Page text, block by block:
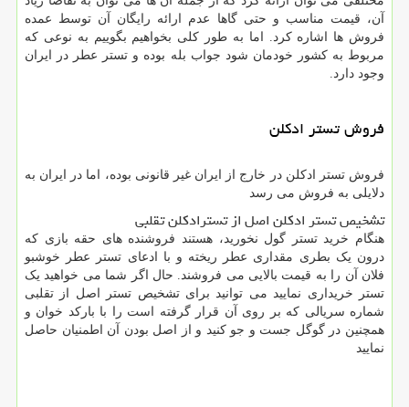
آن، قیمت مناسب و حتی گاها عدم ارائه رایگان آن توسط عمده
فروش ها اشاره کرد. اما به طور کلی بخواهیم بگوییم به نوعی که
مربوط به کشور خودمان شود جواب بله بوده و تستر عطر در ایران
وجود دارد.
فروش تستر ادکلن
فروش تستر ادکلن در خارج از ایران غیر قانونی بوده، اما در ایران به
دلایلی به فروش می رسد
تشخیص تستر ادکلن اصل از تسترادکلن تقلبی
هنگام خرید تستر گول نخورید، هستند فروشنده های حقه بازی که
درون یک بطری مقداری عطر ریخته و با ادعای تستر عطر خوشبو
فلان آن را به قیمت بالایی می فروشند. حال اگر شما می خواهید یک
تستر خریداری نمایید می توانید برای تشخیص تستر اصل از تقلبی
شماره سریالی که بر روی آن قرار گرفته است را با بارکد خوان و
همچنین در گوگل جست و جو کنید و از اصل بودن آن اطمنیان حاصل
نمایید